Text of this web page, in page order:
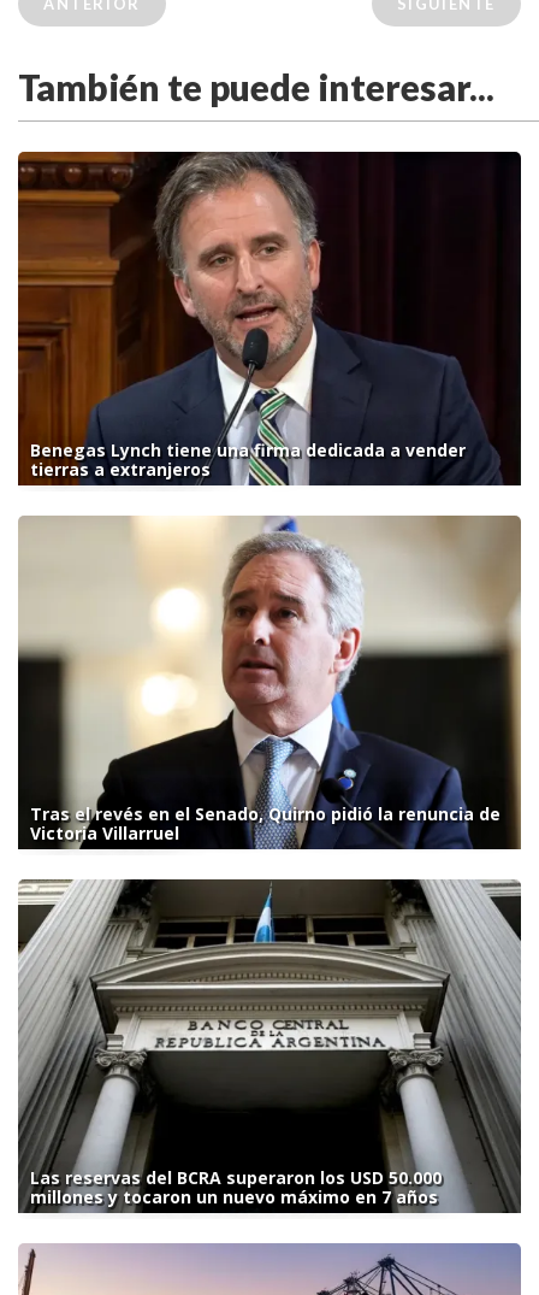
ANTERIOR SIGUIENTE
También te puede interesar...
Benegas Lynch tiene una firma dedicada a vender
tierras a extranjeros
Tras el revés en el Senado, Quirno pidió la renuncia de
Victoria Villarruel
Las reservas del BCRA superaron los USD 50.000
millones y tocaron un nuevo máximo en 7 años